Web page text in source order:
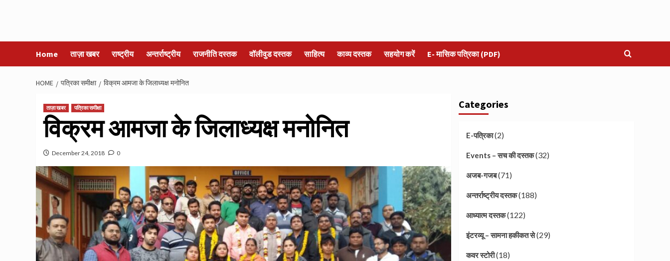
Home ताज़ा खबर राष्ट्रीय अन्तर्राष्ट्रीय राजनीति दस्तक वॉलीवुड दस्तक साहित्य काव्य दस्तक सहयोग करें E- मासिक पत्रिका (PDF)
HOME पत्रिका समीक्षा विक्रम आमजा के जिलाध्यक्ष मनोनित
ताज़ा खबर पत्रिका समीक्षा
विक्रम आमजा के जिलाध्यक्ष मनोनित
December 24, 2018 0
Categories
E-पत्रिका(2)
Events – सच की दस्तक(32)
अजब-गजब(71)
अन्तर्राष्ट्रीय दस्तक(188)
आध्यात्म दस्तक(122)
इंटरव्यू – सामना हकीकत से(29)
कवर स्टोरी(18)